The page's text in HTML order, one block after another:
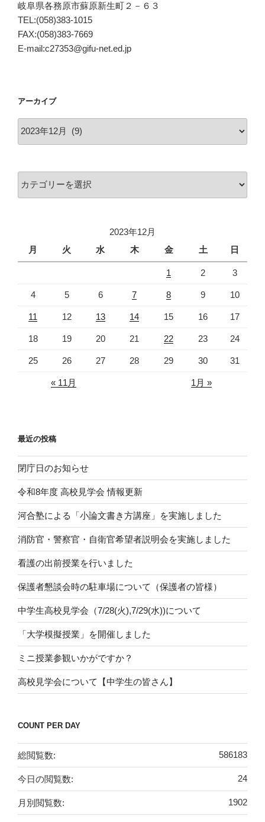
岐阜県各務原市蘇原新生町２－６３
TEL:(058)383-1015
FAX:(058)383-7669
E-mail:c27353@gifu-net.ed.jp
アーカイブ
ブ
テ
2023年12月
月
火 水 木 金 土 日
1 2 3
4 5 6 7 8 9 10
11 12 13 14 15 16 17
18 19 20 21 22 23 24
25 26 27 28 29 30 31
« 11月 1月 »
最近の投稿
閉庁日のお知らせ
令和8年度 高校見学会 情報更新
河合塾による「小論文書き方講座」を実施しました
消防官・警察官・自衛官希望者説明会を実施しました
看護の出前授業を行いました
保護者懇談会時の駐車場について（保護者の皆様）
中学生高校見学会（7/28(火),7/29(水))について
「大学模擬授業」を開催しました
ミニ授業参観いかがですか？
高校見学会について【中学生の皆さん】
COUNT PER DAY
586183
総閲覧数:
24
今日の閲覧数:
1902
月別閲覧数: